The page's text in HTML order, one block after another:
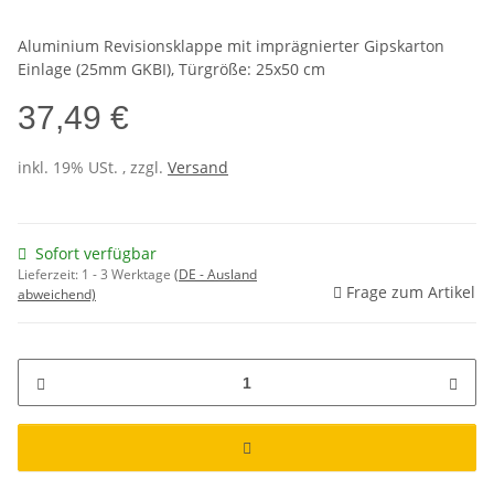
Aluminium Revisionsklappe mit imprägnierter Gipskarton
Einlage (25mm GKBI), Türgröße: 25x50 cm
37,49 €
inkl. 19% USt. , zzgl. Versand
Sofort verfügbar
Lieferzeit: 1 - 3 Werktage (DE - Ausland
abweichend)
Frage zum Artikel